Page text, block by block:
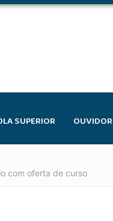
SUPERIOR
com oferta de curso